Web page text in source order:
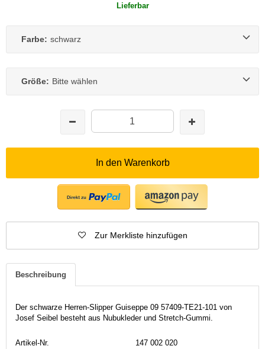
Lieferbar
Farbe: schwarz
Größe: Bitte wählen
In den Warenkorb
Zur Merkliste hinzufügen
Beschreibung
Der schwarze Herren-Slipper Guiseppe 09 57409-TE21-101 von
Josef Seibel besteht aus Nubukleder und Stretch-Gummi.
Artikel-Nr.
147 002 020